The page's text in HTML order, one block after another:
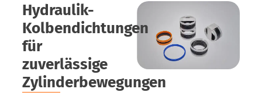
Hydraulik-
Kolbendichtungen
für
zuverlässige
Zylinderbewegungen